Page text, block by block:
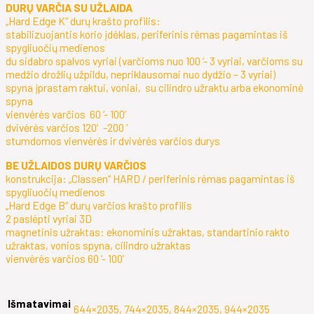
DURŲ VARČIA SU UŽLAIDA
„Hard Edge K“ durų krašto profilis:
stabilizuojantis korio įdėklas, periferinis rėmas pagamintas iš
spygliuočių medienos
du sidabro spalvos vyriai (varčioms nuo 100 ‘- 3 vyriai, varčioms su
medžio drožlių užpildu, nepriklausomai nuo dydžio – 3 vyriai)
spyna įprastam raktui, voniai, su cilindro užraktu arba ekonominė
spyna
vienvėrės varčios 60 ‘- 100’
dvivėrės varčios 120′-200 ‘
stumdomos vienvėrės ir dvivėrės varčios durys
BE UŽLAIDOS DURŲ VARČIOS
konstrukcija: „Classen“ HARD / periferinis rėmas pagamintas iš
spygliuočių medienos
„Hard Edge B“ durų varčios krašto profilis
2 paslėpti vyriai 3D
magnetinis užraktas: ekonominis užraktas, standartinio rakto
užraktas, vonios spyna, cilindro užraktas
vienvėrės varčios 60 ‘- 100’
Išmatavimai 644×2035, 744×2035, 844×2035, 944×2035